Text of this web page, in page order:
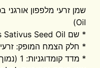
Oil)
* שם INCI: Cucumis Sativus Seed Oil
* חלק הצמח המופק: זרעי
* מדד